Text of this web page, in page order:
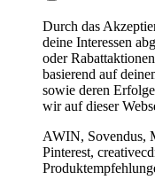
Durch das
deine Interessen
oder
basierend auf
sowie deren
wir auf dieser
AWIN, Sovendus,
Pinterest,